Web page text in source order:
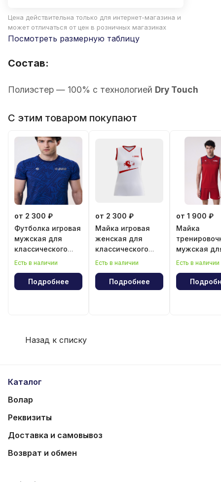
Цена действительна только для интернет-магазина и
может отличаться от цен в розничных магазинах
Посмотреть размерную таблицу
Состав:
Полиэстер — 100% с технологией Dry Touch
С этим товаром покупают
от 2 300 ₽
Футболка игровая
мужская для
классического
волейбола
Есть в наличии
Подробнее
от 2 300 ₽
Майка игровая
женская для
классического
волейбола "Год
Есть в наличии
Подробнее
от 1 900 ₽
Майка
мужская
Есть в наличии
Назад к списку
Каталог
Волар
Реквизиты
Доставка и самовывоз
Возврат и обмен